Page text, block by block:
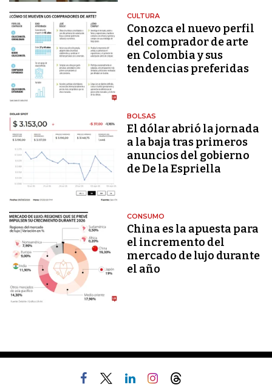
CULTURA
Conozca el nuevo perfil
del comprador de arte
en Colombia y sus
tendencias preferidas
BOLSAS
El dólar abrió la jornada
a la baja tras primeros
anuncios del gobierno
de De la Espriella
CONSUMO
China es la apuesta para
el incremento del
mercado de lujo durante
el año